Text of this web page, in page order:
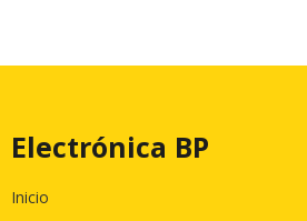
Electrónica BP
Inicio